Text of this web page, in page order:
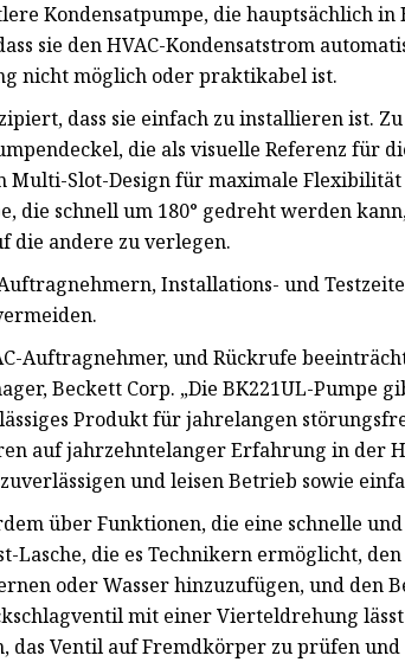
Kondensatpumpe, die hauptsächlich
sie den HVAC-Kondensatstrom
nicht möglich oder praktikabel ist.
dass sie einfach zu installieren ist.
die als visuelle Referenz für
Multi-Slot-Design für maximale
die schnell um 180° gedreht werden
die andere zu verlegen.
Installations- und
Auftragnehmer, und Rückrufe
Beckett Corp. „Die BK221UL-
Produkt für jahrelangen
auf jahrzehntelanger Erfahrung in der
und leisen Betrieb sowie
über Funktionen, die eine schnelle
Lasche, die es Technikern ermöglicht,
oder Wasser hinzuzufügen, und den
mit einer Vierteldrehung
das Ventil auf Fremdkörper zu prüfen